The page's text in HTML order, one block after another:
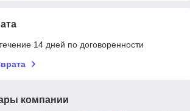
14 дней по договоренности
компании